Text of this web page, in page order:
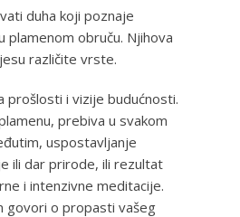
duha koji poznaje
plamenom obruču. Njihova
različite vrste.
prošlosti i vizije budućnosti.
prebiva u svakom
uspostavljanje
ili dar prirode, ili rezultat
i intenzivne meditacije.
govori o propasti vašeg